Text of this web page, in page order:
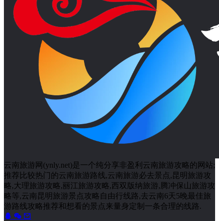
云南旅游网(ynly.net)是一个纯分享非盈利云南旅游攻略的网站;
推荐比较热门的云南旅游路线,云南旅游必去景点,昆明旅游攻
略,大理旅游攻略,丽江旅游攻略,西双版纳旅游,腾冲保山旅游攻
略等,云南昆明旅游景点攻略自由行线路,去云南6天5晚最佳旅
游路线攻略推荐和想看的景点来量身定制一条合理的线路.